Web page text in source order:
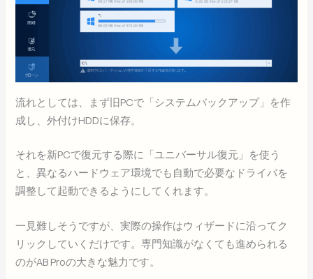
流れとしては、まず旧PCで「システムバックアップ」を作
成し、外付けHDDに保存。
それを新PCで復元する際に「ユニバーサル復元」を使う
と、異なるハードウェア環境でも自動で必要なドライバを
調整して起動できるようにしてくれます。
一見難しそうですが、実際の操作はウィザードに沿ってク
リックしていくだけです。専門知識がなくても進められる
のがAB Proの大きな魅力です。